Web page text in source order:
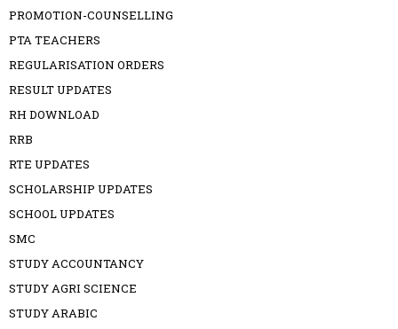
PROMOTION-COUNSELLING
PTA TEACHERS
REGULARISATION ORDERS
RESULT UPDATES
RH DOWNLOAD
RRB
RTE UPDATES
SCHOLARSHIP UPDATES
SCHOOL UPDATES
SMC
STUDY ACCOUNTANCY
STUDY AGRI SCIENCE
STUDY ARABIC